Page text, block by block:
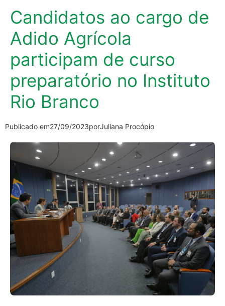
Candidatos ao cargo de
Adido Agrícola
participam de curso
preparatório no Instituto
Rio Branco
Publicado em27/09/2023porJuliana Procópio